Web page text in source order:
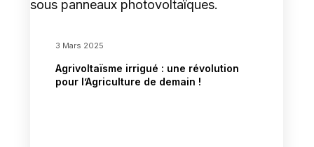
3 Mars 2025
Agrivoltaïsme irrigué : une révolution
pour l’Agriculture de demain !